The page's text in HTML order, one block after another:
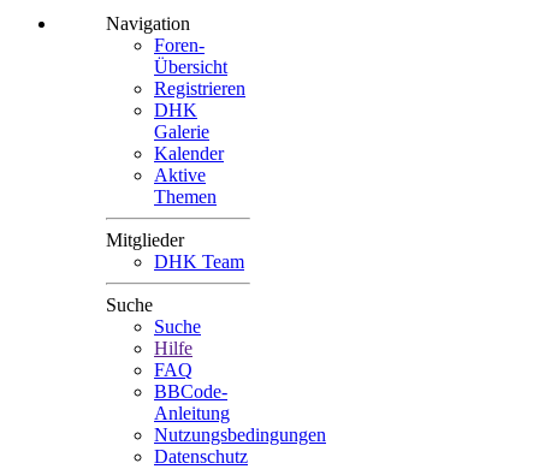
Navigation
Foren-
Übersicht
Registrieren
DHK
Galerie
Kalender
Aktive
Themen
Mitglieder
DHK Team
Suche
Suche
Hilfe
FAQ
BBCode-
Anleitung
Nutzungsbedingungen
Datenschutz